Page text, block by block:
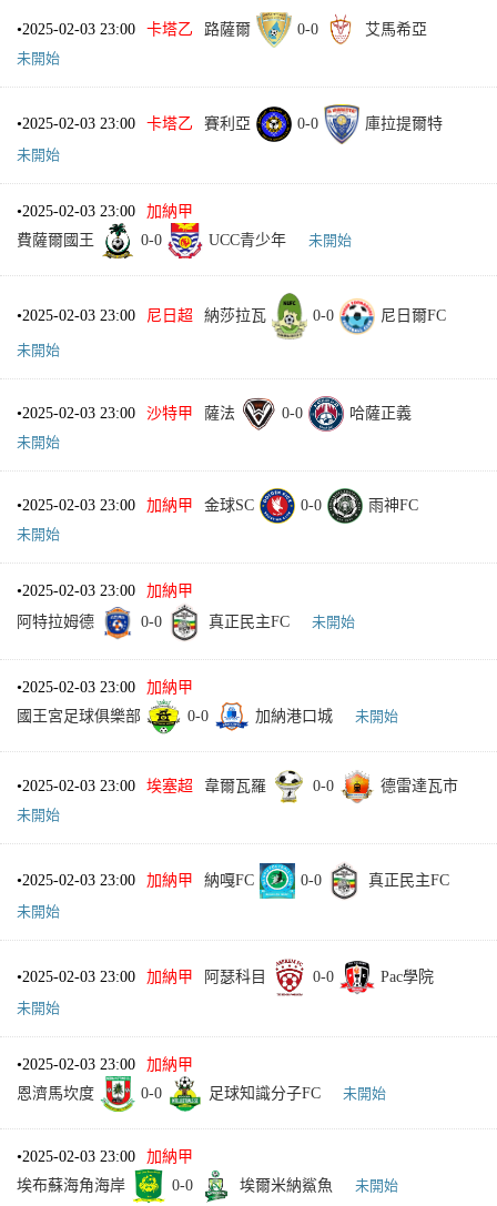
•2025-02-03 23:00 卡塔乙 路薩爾 0-0
艾馬希亞
未開始
•2025-02-03 23:00 卡塔乙 賽利亞 0-0
庫拉提爾特
未開始
•2025-02-03 23:00
加納甲
費薩爾國王
0-0 UCC青少年 未開始
•2025-02-03 23:00 尼日超 納莎拉瓦 0-0 尼日爾FC
未開始
•2025-02-03 23:00 沙特甲 薩法 0-0
哈薩正義
未開始
•2025-02-03 23:00 加納甲 金球SC 0-0
雨神FC
未開始
•2025-02-03 23:00
加納甲
阿特拉姆德
0-0 真正民主FC 未開始
•2025-02-03 23:00
加納甲
國王宮足球俱樂部
0-0 加納港口城 未開始
•2025-02-03 23:00 埃塞超 韋爾瓦羅 0-0
德雷達瓦市
未開始
•2025-02-03 23:00 加納甲 納嘎FC 0-0
真正民主FC
未開始
•2025-02-03 23:00 加納甲 阿瑟科目 0-0
Pac學院
未開始
•2025-02-03 23:00
加納甲
恩濟馬坎度
0-0 足球知識分子FC 未開始
•2025-02-03 23:00
加納甲
埃布蘇海角海岸
0-0 埃爾米納鯊魚 未開始